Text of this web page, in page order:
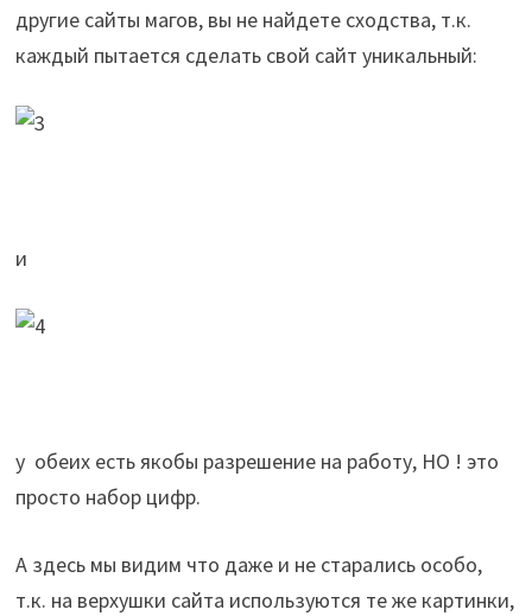
другие сайты магов, вы не найдете сходства, т.к.
каждый пытается сделать свой сайт уникальный:
и
у обеих есть якобы разрешение на работу, НО ! это
просто набор цифр.
А здесь мы видим что даже и не старались особо,
т.к. на верхушки сайта используются те же картинки,